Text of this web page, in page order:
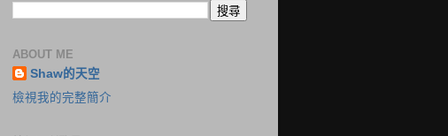
ABOUT ME
Shaw的天空
檢視我的完整簡介